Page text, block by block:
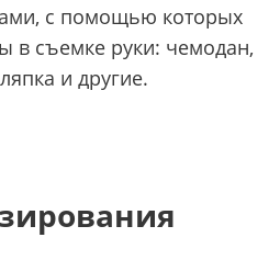
с помощью которых
в съемке руки: чемодан,
и другие.